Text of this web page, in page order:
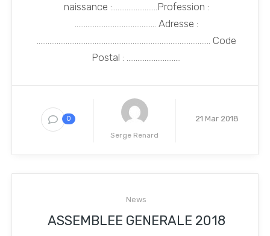
naissance :…………………….Profession :
……………………………………… Adresse :
…………………………………………………………………………………… Code
Postal : ………………………...
0
Serge Renard
21 Mar 2018
News
ASSEMBLEE GENERALE 2018